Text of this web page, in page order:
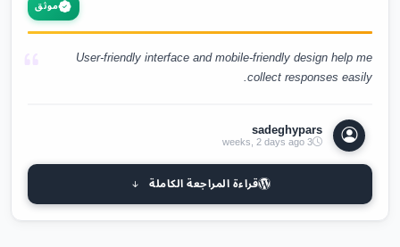
موثَّق
User-friendly interface and mobile-friendly design help me
collect responses easily.
sadeghypars
3 weeks, 2 days ago
قراءة المراجعة الكاملة